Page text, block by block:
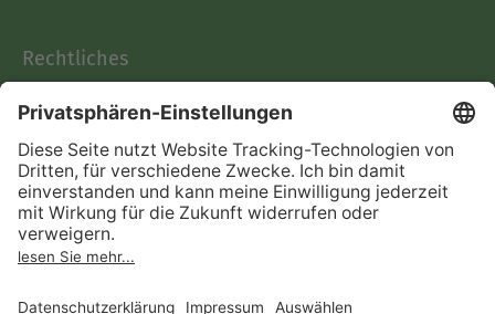
Rechtliches
AGB
Informationen nach Data
Act
Verträge hier kündigen
Impressum